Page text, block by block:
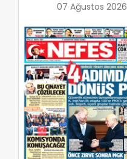
07 Ağustos 2026